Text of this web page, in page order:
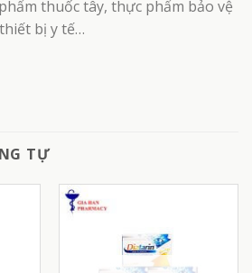
thuốc tây, thực phẩm bảo vệ
bị y tế…
TỰ